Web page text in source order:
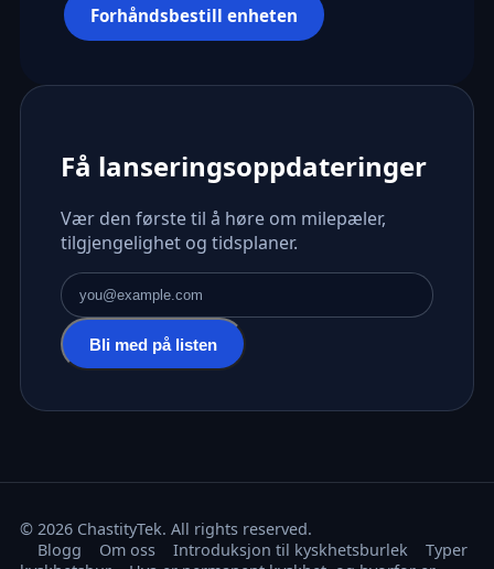
Forhåndsbestill enheten
Få lanseringsoppdateringer
Vær den første til å høre om milepæler,
tilgjengelighet og tidsplaner.
E-postadresse
Bli med på listen
© 2026 ChastityTek. All rights reserved.
Blogg
Om oss Introduksjon til kyskhetsburlek
Typer